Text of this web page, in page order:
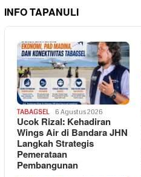
INFO TAPANULI
TABAGSEL 6 Agustus 2026
Ucok Rizal: Kehadiran
Wings Air di Bandara JHN
Langkah Strategis
Pemerataan
Pembangunan